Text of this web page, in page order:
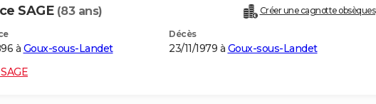
SAGE (83 ans) Créer une cagnotte obsèques
à Goux-sous-Landet
Décès
23/11/1979 à Goux-sous-Landet